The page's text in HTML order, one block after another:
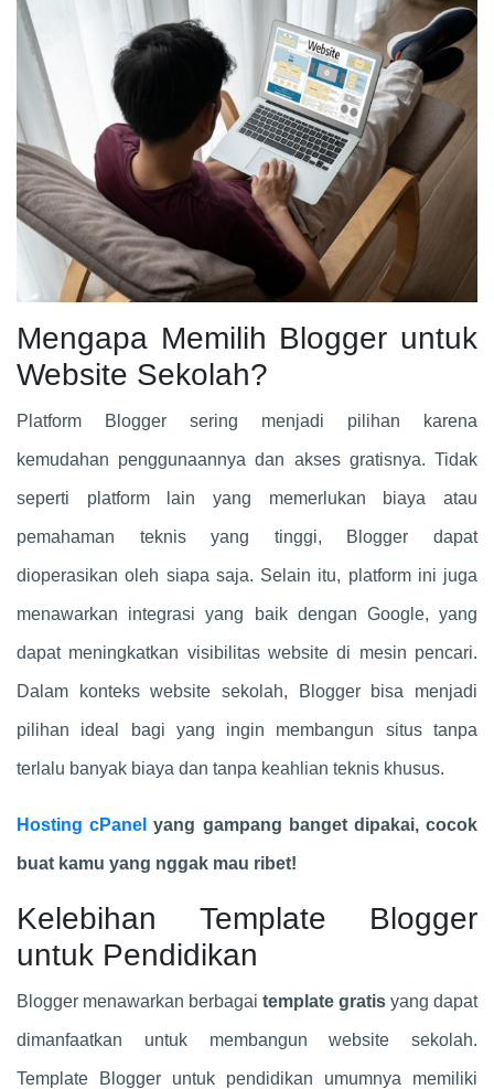
Mengapa Memilih Blogger untuk
Website Sekolah?
Platform Blogger sering menjadi pilihan karena
kemudahan penggunaannya dan akses gratisnya. Tidak
seperti platform lain yang memerlukan biaya atau
pemahaman teknis yang tinggi, Blogger dapat
dioperasikan oleh siapa saja. Selain itu, platform ini juga
menawarkan integrasi yang baik dengan Google, yang
dapat meningkatkan visibilitas website di mesin pencari.
Dalam konteks website sekolah, Blogger bisa menjadi
pilihan ideal bagi yang ingin membangun situs tanpa
terlalu banyak biaya dan tanpa keahlian teknis khusus.
Hosting cPanel yang gampang banget dipakai, cocok
buat kamu yang nggak mau ribet!
Kelebihan Template Blogger
untuk Pendidikan
Blogger menawarkan berbagai template gratis yang dapat
dimanfaatkan untuk membangun website sekolah.
Template Blogger untuk pendidikan umumnya memiliki